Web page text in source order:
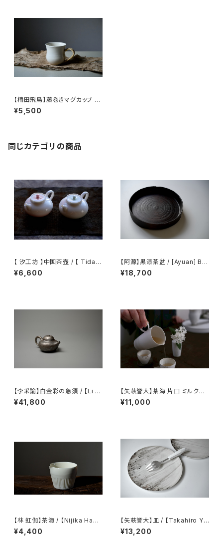
【楠田飛鳥】藤巻きマグカップ / 【
Asuka Kusuda 】Mug cup
¥5,500
同じカテゴリの商品
【 汐工坊 】中国茶壺 / 【 Tidal
Atelier 】Chinese teapot
¥6,600
【阿源】黒漆茶盆 / [Ayuan] Bla
ck Lacquer Tea Tray
¥18,700
【李采諭】白金彩の急須 / 【Li C
aiyu】Platinum Decoration t
eapot
¥41,800
【矢萩誉大】茶海 片口 ミルクピ
ッチャー / 【Takahiro Yahagi】
Fair cup Katakuchi Milk pit
¥11,000
【林 虹伽】茶海 / 【Nijika Haya
shi 】tea pitcher
¥4,400
【矢萩誉大】皿 / 【Takahiro Ya
hagi】plate
¥13,200